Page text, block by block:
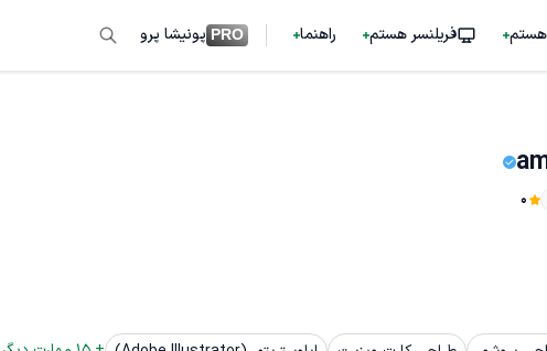
هستم فریلنسر هستم راهنما PRO پونیشا پرو
0